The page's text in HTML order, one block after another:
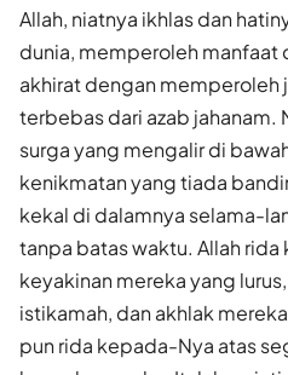
Allah, niatnya ikhlas dan
dunia, memperoleh manfaat
akhirat dengan memperoleh
terbebas dari azab jahanam.
surga yang mengalir di
kenikmatan yang tiada
kekal di dalamnya selama-
tanpa batas waktu. Allah
keyakinan mereka yang
istikamah, dan akhlak
pun rida kepada-Nya atas